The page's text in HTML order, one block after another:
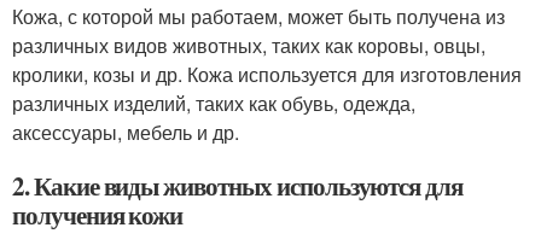
Кожа, с которой мы работаем, может быть получена из
различных видов животных, таких как коровы, овцы,
кролики, козы и др. Кожа используется для изготовления
различных изделий, таких как обувь, одежда,
аксессуары, мебель и др.
2. Какие виды животных используются для
получения кожи